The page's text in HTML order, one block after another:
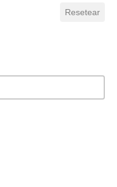
Resetear